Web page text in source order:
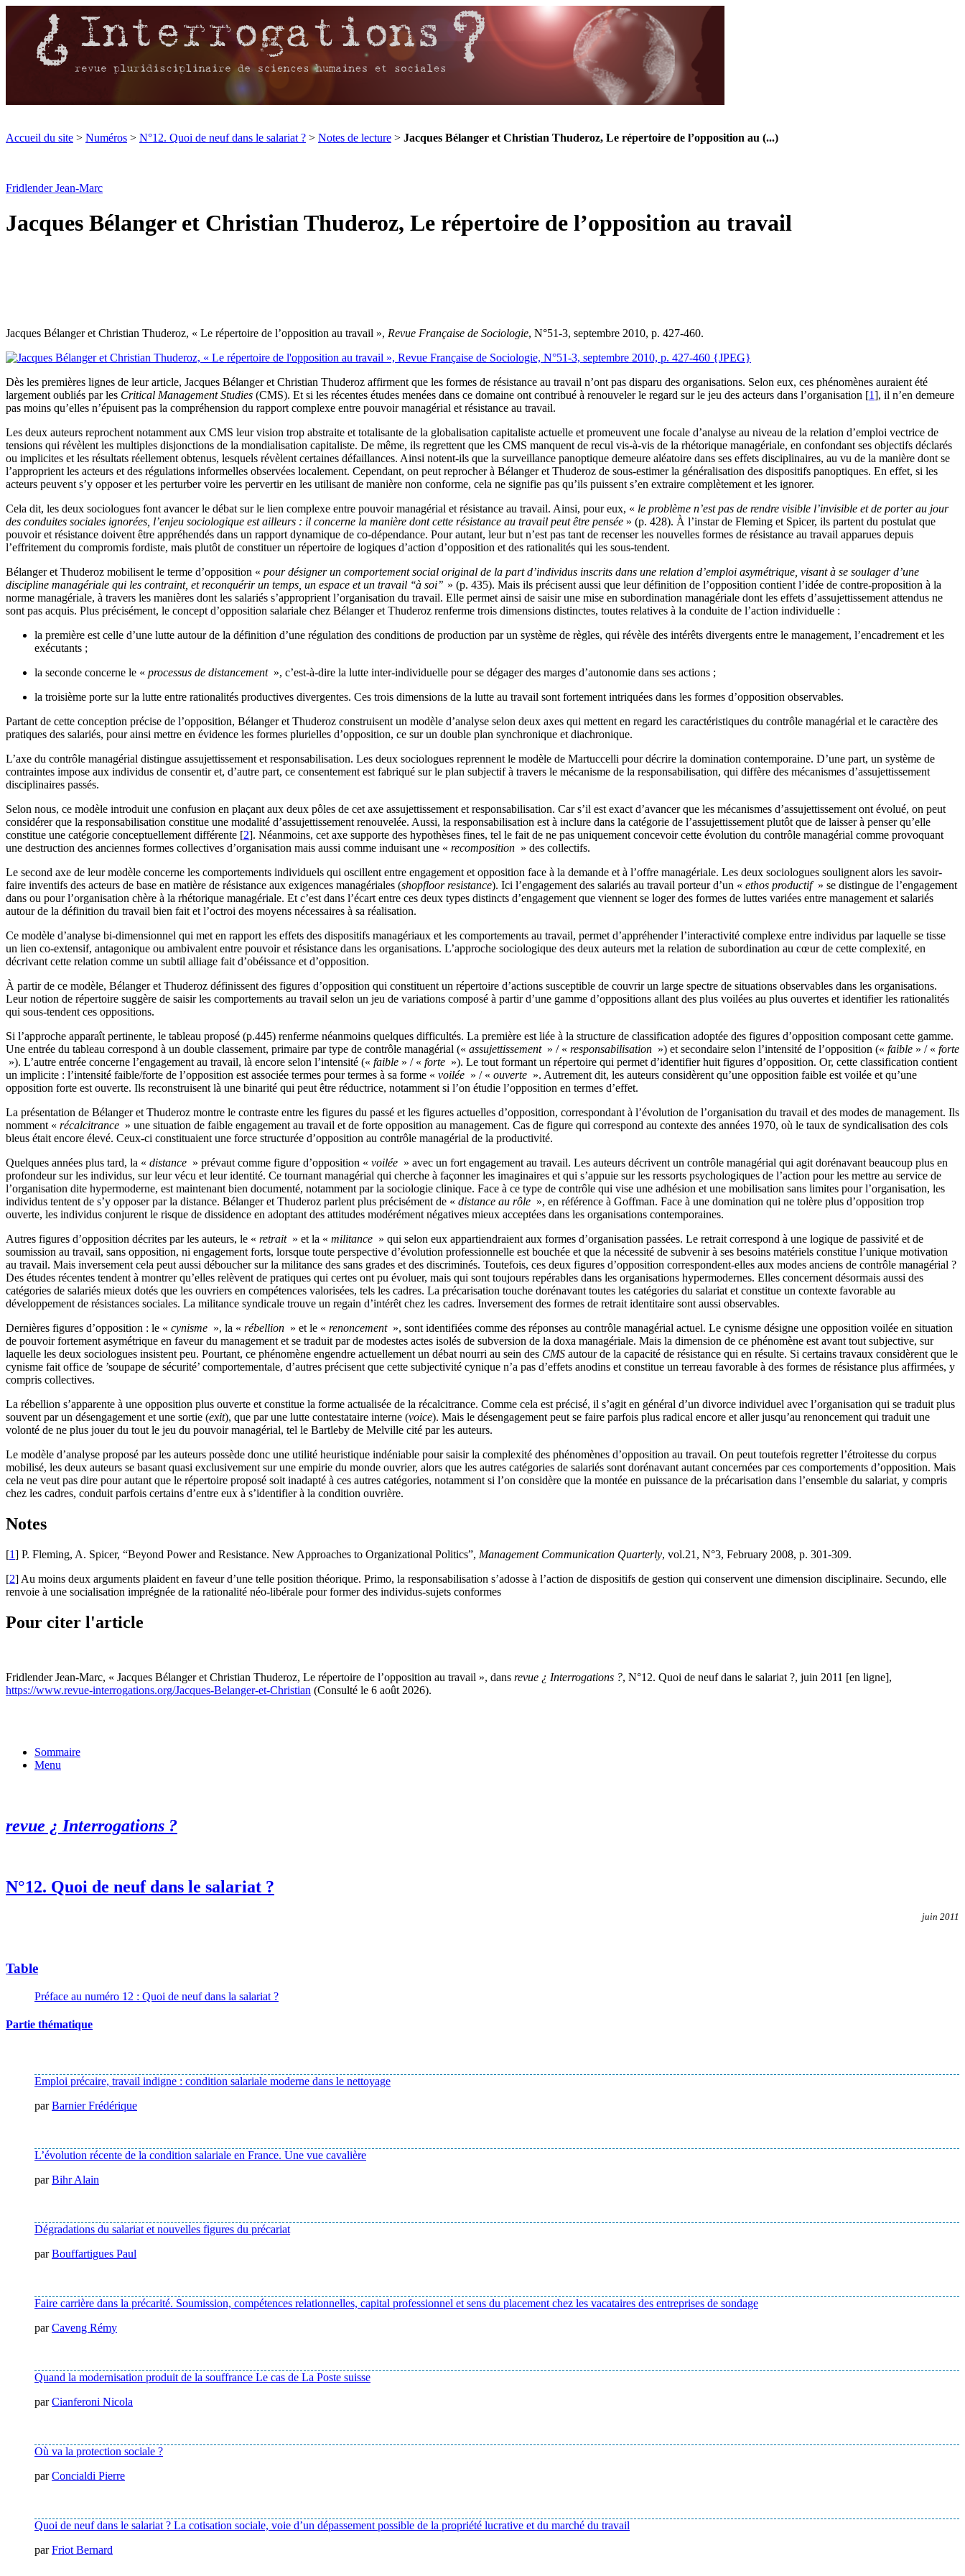
Accueil du site > Numéros > N°12. Quoi de neuf dans le salariat ? > Notes de lecture > Jacques Bélanger et Christian Thuderoz, Le répertoire de l’opposition au (...)
Fridlender Jean-Marc
Jacques Bélanger et Christian Thuderoz, Le répertoire de l’opposition au travail
Jacques Bélanger et Christian Thuderoz, « Le répertoire de l’opposition au travail », Revue Française de Sociologie, N°51-3, septembre 2010, p. 427-460.
Dès les premières lignes de leur article, Jacques Bélanger et Christian Thuderoz affirment que les formes de résistance au travail n’ont pas disparu des organisations. Selon eux, ces phénomènes auraient été
largement oubliés par les Critical Management Studies (CMS). Et si les récentes études menées dans ce domaine ont contribué à renouveler le regard sur le jeu des acteurs dans l’organisation [1], il n’en demeure
pas moins qu’elles n’épuisent pas la compréhension du rapport complexe entre pouvoir managérial et résistance au travail.
Les deux auteurs reprochent notamment aux CMS leur vision trop abstraite et totalisante de la globalisation capitaliste actuelle et promeuvent une focale d’analyse au niveau de la relation d’emploi vectrice de
tensions qui révèlent les multiples disjonctions de la mondialisation capitaliste. De même, ils regrettent que les CMS manquent de recul vis-à-vis de la rhétorique managériale, en confondant ses objectifs déclarés
ou implicites et les résultats réellement obtenus, lesquels révèlent certaines défaillances. Ainsi notent-ils que la surveillance panoptique demeure aléatoire dans ses effets disciplinaires, au vu de la manière dont se
l’approprient les acteurs et des régulations informelles observées localement. Cependant, on peut reprocher à Bélanger et Thuderoz de sous-estimer la généralisation des dispositifs panoptiques. En effet, si les
acteurs peuvent s’y opposer et les perturber voire les pervertir en les utilisant de manière non conforme, cela ne signifie pas qu’ils puissent s’en extraire complètement et les ignorer.
Cela dit, les deux sociologues font avancer le débat sur le lien complexe entre pouvoir managérial et résistance au travail. Ainsi, pour eux, « le problème n’est pas de rendre visible l’invisible et de porter au jour
des conduites sociales ignorées, l’enjeu sociologique est ailleurs : il concerne la manière dont cette résistance au travail peut être pensée » (p. 428). À l’instar de Fleming et Spicer, ils partent du postulat que
pouvoir et résistance doivent être appréhendés dans un rapport dynamique de co-dépendance. Pour autant, leur but n’est pas tant de recenser les nouvelles formes de résistance au travail apparues depuis
l’effritement du compromis fordiste, mais plutôt de constituer un répertoire de logiques d’action d’opposition et des rationalités qui les sous-tendent.
Bélanger et Thuderoz mobilisent le terme d’opposition « pour désigner un comportement social original de la part d’individus inscrits dans une relation d’emploi asymétrique, visant à se soulager d’une
discipline managériale qui les contraint, et reconquérir un temps, un espace et un travail ‘‘à soi’’ » (p. 435). Mais ils précisent aussi que leur définition de l’opposition contient l’idée de contre-proposition à la
norme managériale, à travers les manières dont les salariés s’approprient l’organisation du travail. Elle permet ainsi de saisir une mise en subordination managériale dont les effets d’assujettissement attendus ne
sont pas acquis. Plus précisément, le concept d’opposition salariale chez Bélanger et Thuderoz renferme trois dimensions distinctes, toutes relatives à la conduite de l’action individuelle :
la première est celle d’une lutte autour de la définition d’une régulation des conditions de production par un système de règles, qui révèle des intérêts divergents entre le management, l’encadrement et les
exécutants ;
la seconde concerne le « processus de distancement », c’est-à-dire la lutte inter-individuelle pour se dégager des marges d’autonomie dans ses actions ;
la troisième porte sur la lutte entre rationalités productives divergentes. Ces trois dimensions de la lutte au travail sont fortement intriquées dans les formes d’opposition observables.
Partant de cette conception précise de l’opposition, Bélanger et Thuderoz construisent un modèle d’analyse selon deux axes qui mettent en regard les caractéristiques du contrôle managérial et le caractère des
pratiques des salariés, pour ainsi mettre en évidence les formes plurielles d’opposition, ce sur un double plan synchronique et diachronique.
L’axe du contrôle managérial distingue assujettissement et responsabilisation. Les deux sociologues reprennent le modèle de Martuccelli pour décrire la domination contemporaine. D’une part, un système de
contraintes impose aux individus de consentir et, d’autre part, ce consentement est fabriqué sur le plan subjectif à travers le mécanisme de la responsabilisation, qui diffère des mécanismes d’assujettissement
disciplinaires passés.
Selon nous, ce modèle introduit une confusion en plaçant aux deux pôles de cet axe assujettissement et responsabilisation. Car s’il est exact d’avancer que les mécanismes d’assujettissement ont évolué, on peut
considérer que la responsabilisation constitue une modalité d’assujettissement renouvelée. Aussi, la responsabilisation est à inclure dans la catégorie de l’assujettissement plutôt que de laisser à penser qu’elle
constitue une catégorie conceptuellement différente [2]. Néanmoins, cet axe supporte des hypothèses fines, tel le fait de ne pas uniquement concevoir cette évolution du contrôle managérial comme provoquant
une destruction des anciennes formes collectives d’organisation mais aussi comme induisant une « recomposition » des collectifs.
Le second axe de leur modèle concerne les comportements individuels qui oscillent entre engagement et opposition face à la demande et à l’offre managériale. Les deux sociologues soulignent alors les savoir-
faire inventifs des acteurs de base en matière de résistance aux exigences managériales (shopfloor resistance). Ici l’engagement des salariés au travail porteur d’un « ethos productif » se distingue de l’engagement
dans ou pour l’organisation chère à la rhétorique managériale. Et c’est dans l’écart entre ces deux types distincts d’engagement que viennent se loger des formes de luttes variées entre management et salariés
autour de la définition du travail bien fait et l’octroi des moyens nécessaires à sa réalisation.
Ce modèle d’analyse bi-dimensionnel qui met en rapport les effets des dispositifs managériaux et les comportements au travail, permet d’appréhender l’interactivité complexe entre individus par laquelle se tisse
un lien co-extensif, antagonique ou ambivalent entre pouvoir et résistance dans les organisations. L’approche sociologique des deux auteurs met la relation de subordination au cœur de cette complexité, en
décrivant cette relation comme un subtil alliage fait d’obéissance et d’opposition.
À partir de ce modèle, Bélanger et Thuderoz définissent des figures d’opposition qui constituent un répertoire d’actions susceptible de couvrir un large spectre de situations observables dans les organisations.
Leur notion de répertoire suggère de saisir les comportements au travail selon un jeu de variations composé à partir d’une gamme d’oppositions allant des plus voilées au plus ouvertes et identifier les rationalités
qui sous-tendent ces oppositions.
Si l’approche apparaît pertinente, le tableau proposé (p.445) renferme néanmoins quelques difficultés. La première est liée à la structure de classification adoptée des figures d’opposition composant cette gamme.
Une entrée du tableau correspond à un double classement, primaire par type de contrôle managérial (« assujettissement » / « responsabilisation ») et secondaire selon l’intensité de l’opposition (« faible » / « forte
»). L’autre entrée concerne l’engagement au travail, là encore selon l’intensité (« faible » / « forte »). Le tout formant un répertoire qui permet d’identifier huit figures d’opposition. Or, cette classification contient
un implicite : l’intensité faible/forte de l’opposition est associée termes pour termes à sa forme « voilée » / « ouverte ». Autrement dit, les auteurs considèrent qu’une opposition faible est voilée et qu’une
opposition forte est ouverte. Ils reconstruisent là une binarité qui peut être réductrice, notamment si l’on étudie l’opposition en termes d’effet.
La présentation de Bélanger et Thuderoz montre le contraste entre les figures du passé et les figures actuelles d’opposition, correspondant à l’évolution de l’organisation du travail et des modes de management. Ils
nomment « récalcitrance » une situation de faible engagement au travail et de forte opposition au management. Cas de figure qui correspond au contexte des années 1970, où le taux de syndicalisation des cols
bleus était encore élevé. Ceux-ci constituaient une force structurée d’opposition au contrôle managérial de la productivité.
Quelques années plus tard, la « distance » prévaut comme figure d’opposition « voilée » avec un fort engagement au travail. Les auteurs décrivent un contrôle managérial qui agit dorénavant beaucoup plus en
profondeur sur les individus, sur leur vécu et leur identité. Ce tournant managérial qui cherche à façonner les imaginaires et qui s’appuie sur les ressorts psychologiques de l’action pour les mettre au service de
l’organisation dite hypermoderne, est maintenant bien documenté, notamment par la sociologie clinique. Face à ce type de contrôle qui vise une adhésion et une mobilisation sans limites pour l’organisation, les
individus tentent de s’y opposer par la distance. Bélanger et Thuderoz parlent plus précisément de « distance au rôle », en référence à Goffman. Face à une domination qui ne tolère plus d’opposition trop
ouverte, les individus conjurent le risque de dissidence en adoptant des attitudes modérément négatives mieux acceptées dans les organisations contemporaines.
Autres figures d’opposition décrites par les auteurs, le « retrait » et la « militance » qui selon eux appartiendraient aux formes d’organisation passées. Le retrait correspond à une logique de passivité et de
soumission au travail, sans opposition, ni engagement forts, lorsque toute perspective d’évolution professionnelle est bouchée et que la nécessité de subvenir à ses besoins matériels constitue l’unique motivation
au travail. Mais inversement cela peut aussi déboucher sur la militance des sans grades et des discriminés. Toutefois, ces deux figures d’opposition correspondent-elles aux modes anciens de contrôle managérial ?
Des études récentes tendent à montrer qu’elles relèvent de pratiques qui certes ont pu évoluer, mais qui sont toujours repérables dans les organisations hypermodernes. Elles concernent désormais aussi des
catégories de salariés mieux dotés que les ouvriers en compétences valorisées, tels les cadres. La précarisation touche dorénavant toutes les catégories du salariat et constitue un contexte favorable au
développement de résistances sociales. La militance syndicale trouve un regain d’intérêt chez les cadres. Inversement des formes de retrait identitaire sont aussi observables.
Dernières figures d’opposition : le « cynisme », la « rébellion » et le « renoncement », sont identifiées comme des réponses au contrôle managérial actuel. Le cynisme désigne une opposition voilée en situation
de pouvoir fortement asymétrique en faveur du management et se traduit par de modestes actes isolés de subversion de la doxa managériale. Mais la dimension de ce phénomène est avant tout subjective, sur
laquelle les deux sociologues insistent peu. Pourtant, ce phénomène engendre actuellement un débat nourri au sein des CMS autour de la capacité de résistance qui en résulte. Si certains travaux considèrent que le
cynisme fait office de ’soupape de sécurité’ comportementale, d’autres précisent que cette subjectivité cynique n’a pas d’effets anodins et constitue un terreau favorable à des formes de résistance plus affirmées, y
compris collectives.
La rébellion s’apparente à une opposition plus ouverte et constitue la forme actualisée de la récalcitrance. Comme cela est précisé, il s’agit en général d’un divorce individuel avec l’organisation qui se traduit plus
souvent par un désengagement et une sortie (exit), que par une lutte contestataire interne (voice). Mais le désengagement peut se faire parfois plus radical encore et aller jusqu’au renoncement qui traduit une
volonté de ne plus jouer du tout le jeu du pouvoir managérial, tel le Bartleby de Melville cité par les auteurs.
Le modèle d’analyse proposé par les auteurs possède donc une utilité heuristique indéniable pour saisir la complexité des phénomènes d’opposition au travail. On peut toutefois regretter l’étroitesse du corpus
mobilisé, les deux auteurs se basant quasi exclusivement sur une empirie du monde ouvrier, alors que les autres catégories de salariés sont dorénavant autant concernées par ces comportements d’opposition. Mais
cela ne veut pas dire pour autant que le répertoire proposé soit inadapté à ces autres catégories, notamment si l’on considère que la montée en puissance de la précarisation dans l’ensemble du salariat, y compris
chez les cadres, conduit parfois certains d’entre eux à s’identifier à la condition ouvrière.
Notes
[1] P. Fleming, A. Spicer, “Beyond Power and Resistance. New Approaches to Organizational Politics”, Management Communication Quarterly, vol.21, N°3, February 2008, p. 301-309.
[2] Au moins deux arguments plaident en faveur d’une telle position théorique. Primo, la responsabilisation s’adosse à l’action de dispositifs de gestion qui conservent une dimension disciplinaire. Secundo, elle
renvoie à une socialisation imprégnée de la rationalité néo-libérale pour former des individus-sujets conformes
Pour citer l'article
Fridlender Jean-Marc, « Jacques Bélanger et Christian Thuderoz, Le répertoire de l’opposition au travail », dans revue ¿ Interrogations ?, N°12. Quoi de neuf dans le salariat ?, juin 2011 [en ligne],
https://www.revue-interrogations.org/Jacques-Belanger-et-Christian (Consulté le 6 août 2026).
Sommaire
Menu
revue ¿ Interrogations ?
N°12. Quoi de neuf dans le salariat ?
juin 2011
Table
Préface au numéro 12 : Quoi de neuf dans la salariat ?
Partie thématique
Emploi précaire, travail indigne : condition salariale moderne dans le nettoyage
parBarnier Frédérique
L’évolution récente de la condition salariale en France. Une vue cavalière
parBihr Alain
Dégradations du salariat et nouvelles figures du précariat
parBouffartigues Paul
Faire carrière dans la précarité. Soumission, compétences relationnelles, capital professionnel et sens du placement chez les vacataires des entreprises de sondage
parCaveng Rémy
Quand la modernisation produit de la souffrance Le cas de La Poste suisse
parCianferoni Nicola
Où va la protection sociale ?
parConcialdi Pierre
Quoi de neuf dans le salariat ? La cotisation sociale, voie d’un dépassement possible de la propriété lucrative et du marché du travail
parFriot Bernard